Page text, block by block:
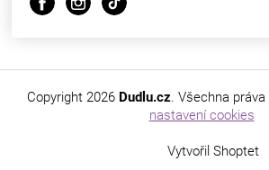
Vytvořil Shoptet
Copyright 2026 Dudlu.cz. Všechna práva
nastavení cookies